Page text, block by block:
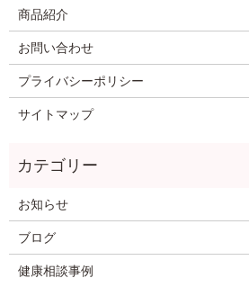
商品紹介
お問い合わせ
プライバシーポリシー
サイトマップ
お知らせ
ブログ
健康相談事例